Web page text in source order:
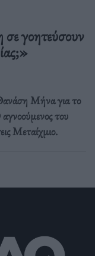
γοητεύσουν
Μήνα για το
του
Μεταίχμιο.